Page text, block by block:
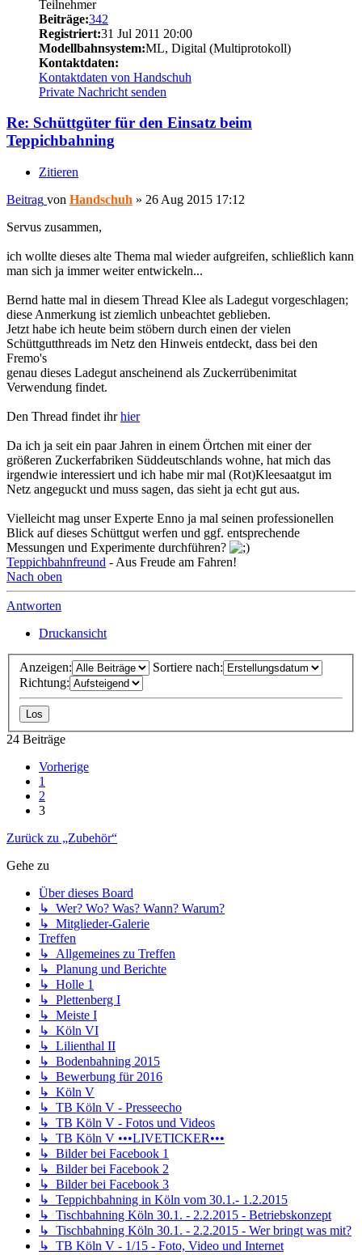
Teilnehmer
Beiträge:342
Registriert:31 Jul 2011 20:00
Modellbahnsystem:ML, Digital (Multiprotokoll)
Kontaktdaten:
Kontaktdaten von Handschuh
Private Nachricht senden
Re: Schüttgüter für den Einsatz beim
Teppichbahning
Zitieren
Beitrag von Handschuh » 26 Aug 2015 17:12
Servus zusammen,
ich wollte dieses alte Thema mal wieder aufgreifen, schließlich kann
man sich ja immer weiter entwickeln...
Bernd hatte mal in diesem Thread Klee als Ladegut vorgeschlagen;
diese Anmerkung ist ziemlich unbeachtet geblieben.
Jetzt habe ich heute beim stöbern durch einen der vielen
Schüttgutthreads im Netz den Hinweis entdeckt, dass bei den
Fremo's
genau dieses Ladegut anscheinend als Zuckerrübenimitat
Verwendung findet.
Den Thread findet ihrhier
Da ich ja seit ein paar Jahren in einem Örtchen mit einer der
größeren Zuckerfabriken Süddeutschlands wohne, hat mich das
irgendwie interessiert und ich habe mir mal (Rot)Kleesaatgut im
Netz angeguckt und muss sagen, das sieht ja echt gut aus.
Vielleicht mag unser Experte Enno ja mal seinen professionellen
Blick auf dieses Schüttgut werfen und ggf. entsprechende
Messungen und Experimente durchführen?
Teppichbahnfreund - Aus Freude am Fahren!
Nach oben
Antworten
Druckansicht
Anzeigen:
Sortiere nach:
Richtung:
24 Beiträge
Vorherige
1
2
3
Zurück zu „Zubehör“
Gehe zu
Über dieses Board
↳ Wer? Wo? Was? Wann? Warum?
↳ Mitglieder-Galerie
Treffen
↳ Allgemeines zu Treffen
↳ Planung und Berichte
↳ Holle 1
↳ Plettenberg I
↳ Meiste I
↳ Köln VI
↳ Lilienthal II
↳ Bodenbahning 2015
↳ Bewerbung für 2016
↳ Köln V
↳ TB Köln V - Presseecho
↳ TB Köln V - Fotos und Videos
↳ TB Köln V •••LIVETICKER•••
↳ Bilder bei Facebook 1
↳ Bilder bei Facebook 2
↳ Bilder bei Facebook 3
↳ Teppichbahning in Köln vom 30.1.- 1.2.2015
↳ Tischbahning Köln 30.1. - 2.2.2015 - Betriebskonzept
↳ Tischbahning Köln 30.1. - 2.2.2015 - Wer bringt was mit?
↳ TB Köln V - 1/15 - Foto, Video und Internet